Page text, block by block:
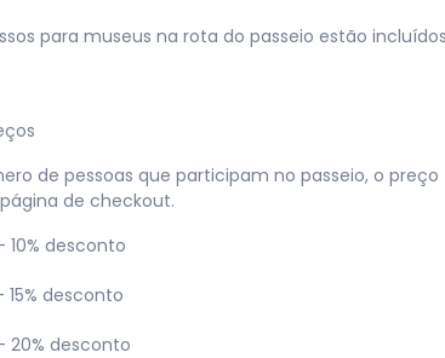
para museus na rota do passeio estão
de pessoas que participam no passeio, o
de checkout.
10% desconto
desconto
20% desconto